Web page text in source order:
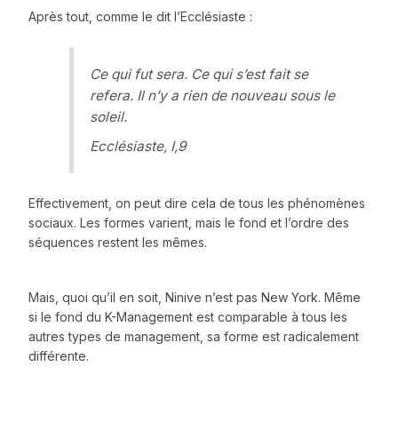
Après tout, comme le dit l’Ecclésiaste :
Ce qui fut sera. Ce qui s’est fait se
refera. Il n’y a rien de nouveau sous le
soleil.
Ecclésiaste, I,9
Effectivement, on peut dire cela de tous les phénomènes
sociaux. Les formes varient, mais le fond et l’ordre des
séquences restent les mêmes.
Mais, quoi qu’il en soit, Ninive n’est pas New York. Même
si le fond du K-Management est comparable à tous les
autres types de management, sa forme est radicalement
différente.